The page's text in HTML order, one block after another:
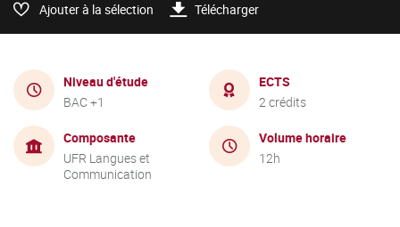
Ajouter à la sélection Télécharger
Niveau d'étude
BAC +1
ECTS
2 crédits
Composante
UFR Langues et
Communication
Volume horaire
12h